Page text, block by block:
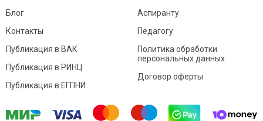
Блог
Контакты
Аспиранту
Педагогу
Публикация в ВАК
Публикация в РИНЦ
Публикация в ЕГПНИ
Политика обработки
персональных данных
Договор оферты